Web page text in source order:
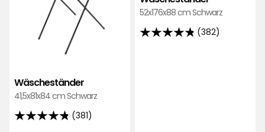
Wäscheständer
41,5x81x84 cm Schwarz
(381)
4.8
52x176x88 cm Schwarz
(382)
4.8